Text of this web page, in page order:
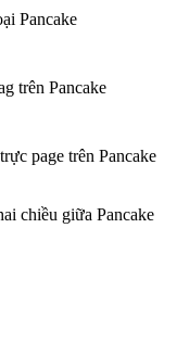
Pancake
trên Pancake
page trên Pancake
chiều giữa Pancake